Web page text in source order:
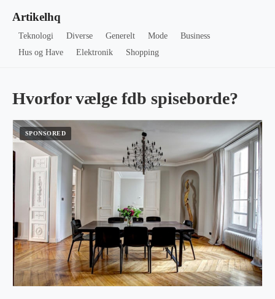
Artikelhq
Teknologi Diverse Generelt Mode
Business
Hus og Have
Elektronik Shopping
Hvorfor vælge fdb spiseborde?